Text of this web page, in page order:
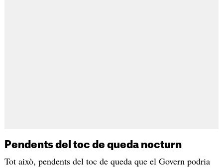
Pendents del toc de queda nocturn
Tot això, pendents del toc de queda que el Govern podria